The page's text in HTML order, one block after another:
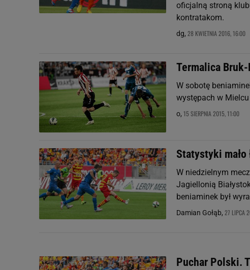
oficjalną stroną
kontratakom.
dg, 28 KWIETNIA 2016, 16:00
Termalica
W sobotę
występach w
o, 15 SIERPNIA 2015, 11:00
Statystyki
W niedzielnym
Jagiellonią
beniaminek był
Damian Gołąb, 27 LIPCA
Puchar Polski.